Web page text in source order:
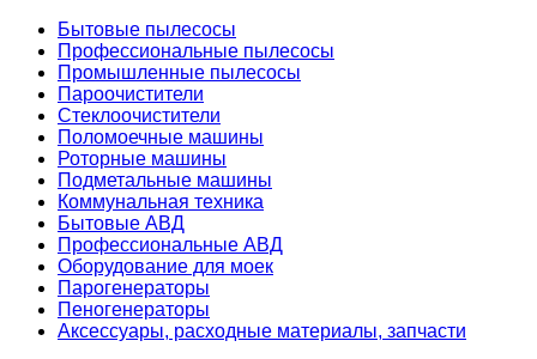
Бытовые пылесосы
Профессиональные пылесосы
Промышленные пылесосы
Пароочистители
Стеклоочистители
Поломоечные машины
Роторные машины
Подметальные машины
Коммунальная техника
Бытовые АВД
Профессиональные АВД
Оборудование для моек
Парогенераторы
Пеногенераторы
Аксессуары, расходные материалы, запчасти